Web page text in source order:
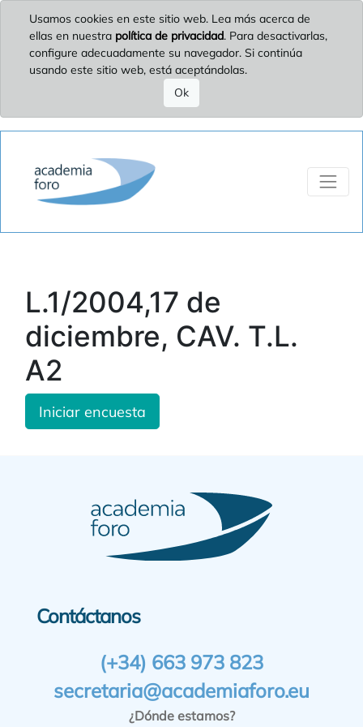
Usamos cookies en este sitio web. Lea más acerca de
ellas en nuestra política de privacidad. Para desactivarlas,
configure adecuadamente su navegador. Si continúa
usando este sitio web, está aceptándolas.
Ok
L.1/2004,17 de
diciembre, CAV. T.L.
A2
Iniciar encuesta
Contáctanos
(+34) 663 973 823
secretaria@academiaforo.eu
¿Dónde estamos?